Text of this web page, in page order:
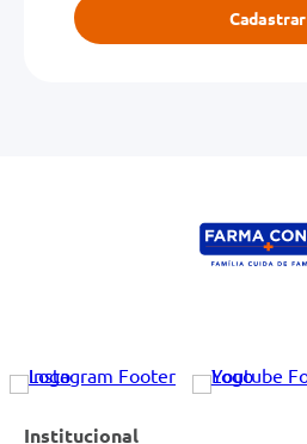
Cadastrar
Institucional